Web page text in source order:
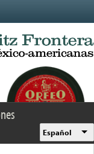
Español